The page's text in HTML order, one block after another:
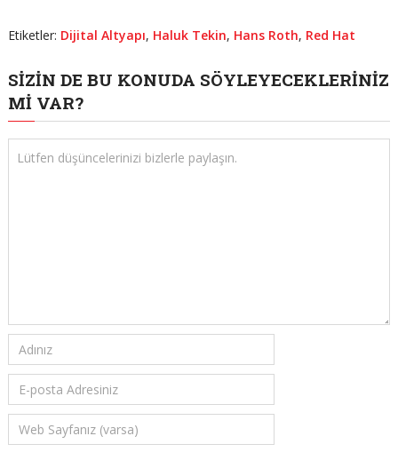
Etiketler: Dijital Altyapı, Haluk Tekin, Hans Roth, Red Hat
SIZIN DE BU KONUDA SÖYLEYECEKLERINIZ
MI VAR?